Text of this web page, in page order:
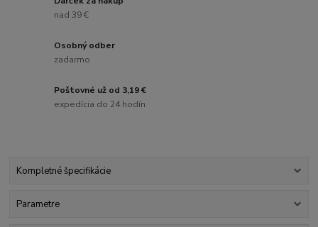
nad 39 €
Osobný odber
zadarmo
Poštovné už od 3,19 €
expedícia do 24 hodín
Kompletné špecifikácie
Parametre